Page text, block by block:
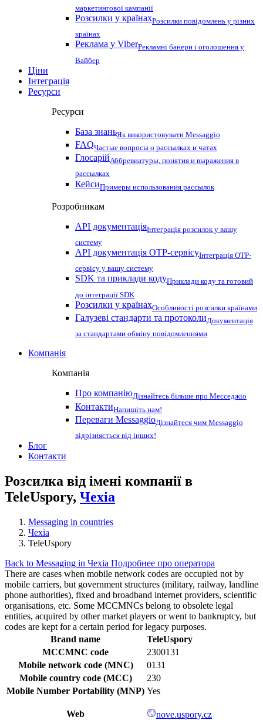
маркетингової кампанії
Розсилки у країнахРозсилки повідомлень у різних
країнах
Реклама у ViberРекламні банери і оголошення у
Вайбер
Ціни
Інтеграція
Ресурси
Ресурси
База знаньЯк використовувати Messaggio
FAQЧастые вопросы о рассылках и чатах
ГлосарійАббревиатуры, понятия и выражения в
рассылках
КейсиПримеры использования рассылок
Розробникам
API документаціяІнтеграція розсилок у вашу
систему
API документація OTP-сервісуІнтеграція OTP-
сервісу у вашу систему
SDK та приклади кодуПриклади коду та готовий
до інтеграції SDK
Розсилки у країнахОсобливості розсилки країнами
Галузеві стандарти та протоколиДокументація
за стандартами обміну повідомленнями
Компанія
Компанія
Про компаніюДізнайтесь більше про Месседжіо
КонтактиНапишіть нам!
Переваги MessaggioДізнайтеся чим Messaggio
відрізняється від інших!
Блог
Контакти
Розсилка від імені компанії в
TeleUspory, Чехіа
Messaging in countries
Чехіа
TeleUspory
Back to Messaging in Чехіа Подробнее про оператора
There are cases when mobile network codes are occupied not by
mobile carriers, but government structures (military, railway, landline
phone authorities), fixed and broadband internet providers, scientific
organisations, etc. Some MCCMNCs belong to obsolete legal
entities, acquired by other market players or went to bankruptcy, but
codes are kept for a certain period for legacy purposes.
Brand name
TeleUspory
MCCMNC code
2300131
Mobile network code (MNC)
0131
Mobile country code (MCC)
230
Mobile Number Portability (MNP) Yes
Web nove.uspory.cz